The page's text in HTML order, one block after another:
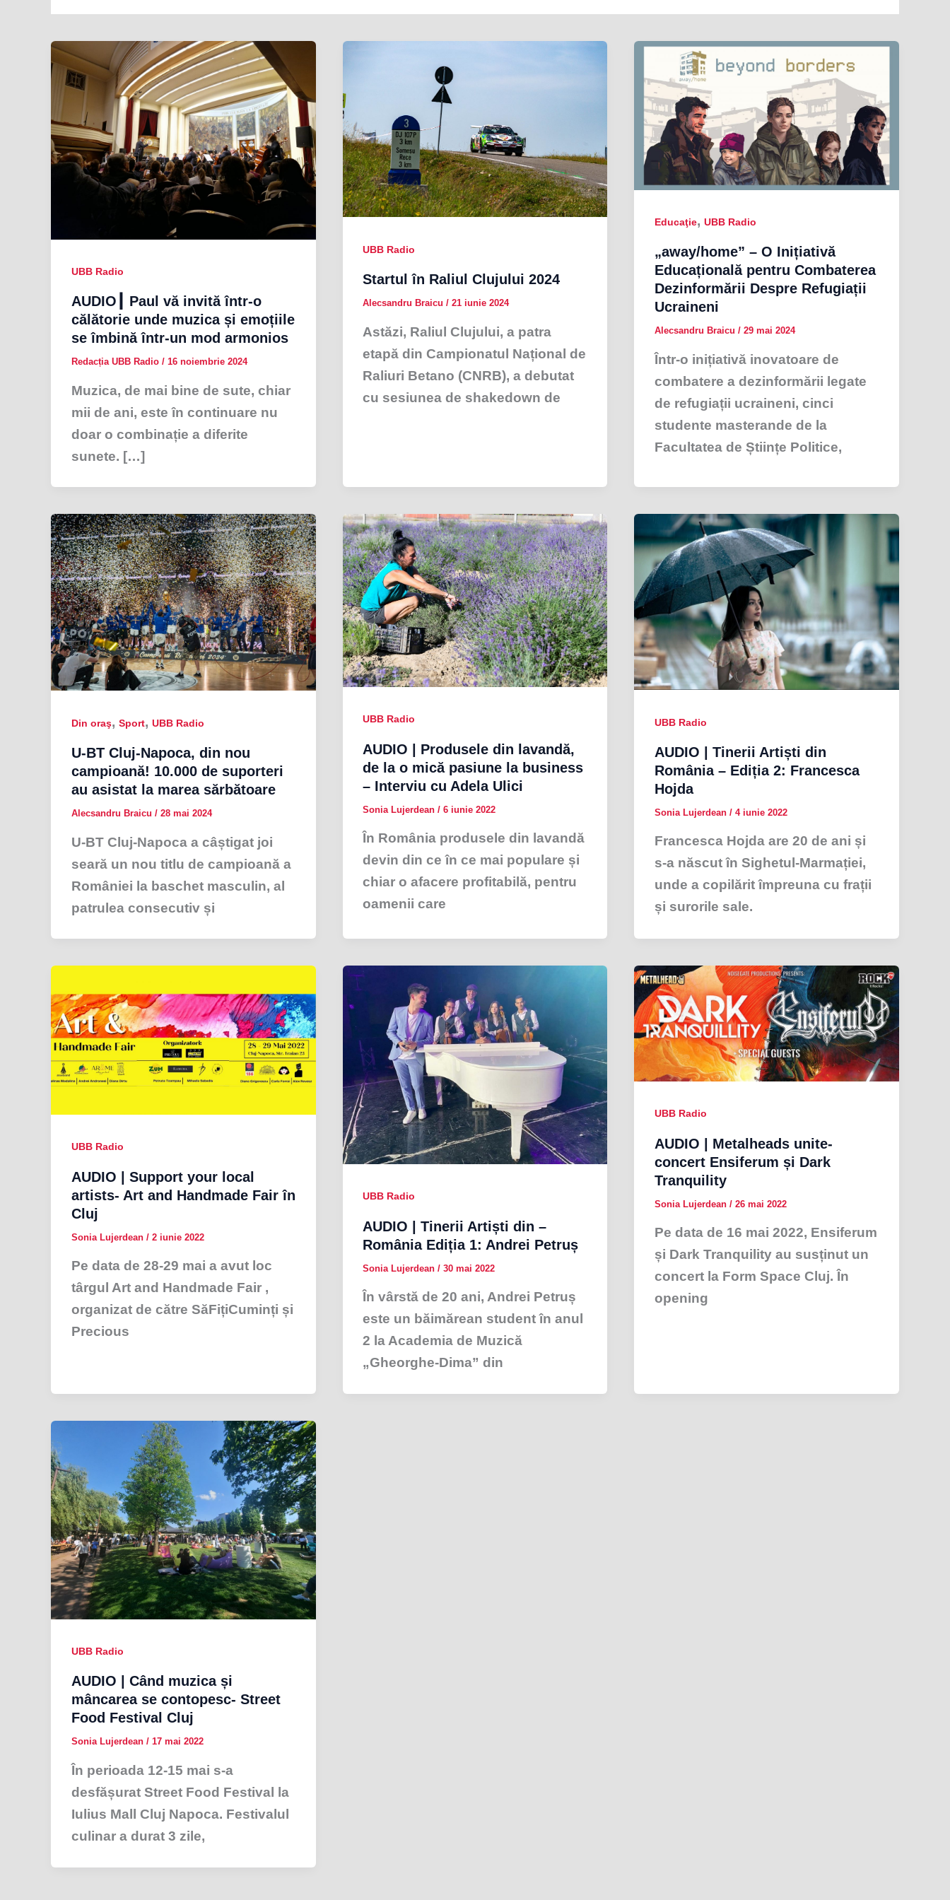
UBB Radio
AUDIO┃ Paul vă invită într-o
călătorie unde muzica și emoțiile
se îmbină într-un mod armonios
Redacția UBB Radio / 16 noiembrie 2024
Muzica, de mai bine de sute, chiar
mii de ani, este în continuare nu
doar o combinație a diferite
sunete. […]
UBB Radio
Startul în Raliul Clujului 2024
Alecsandru Braicu/21 iunie 2024
Astăzi, Raliul Clujului, a patra
etapă din Campionatul Național de
Raliuri Betano (CNRB), a debutat
cu sesiunea de shakedown de
Educaţie, UBB Radio
„away/home” – O Inițiativă
Educațională pentru Combaterea
Dezinformării Despre Refugiații
Ucraineni
Alecsandru Braicu / 29 mai 2024
Într-o inițiativă inovatoare de
combatere a dezinformării legate
de refugiații ucraineni, cinci
studente masterande de la
Facultatea de Științe Politice,
Din oraş, Sport, UBB Radio
U-BT Cluj-Napoca, din nou
campioană! 10.000 de suporteri
au asistat la marea sărbătoare
Alecsandru Braicu / 28 mai 2024
U-BT Cluj-Napoca a câștigat joi
seară un nou titlu de campioană a
României la baschet masculin, al
patrulea consecutiv și
UBB Radio
AUDIO | Produsele din lavandă,
de la o mică pasiune la business
– Interviu cu Adela Ulici
Sonia Lujerdean/6 iunie 2022
În România produsele din lavandă
devin din ce în ce mai populare și
chiar o afacere profitabilă, pentru
oamenii care
UBB Radio
AUDIO | Tinerii Artiști din
România – Ediția 2: Francesca
Hojda
Sonia Lujerdean / 4 iunie 2022
Francesca Hojda are 20 de ani și
s-a născut în Sighetul-Marmației,
unde a copilărit împreuna cu frații
și surorile sale.
UBB Radio
AUDIO | Support your local
artists- Art and Handmade Fair în
Cluj
Sonia Lujerdean / 2 iunie 2022
Pe data de 28-29 mai a avut loc
târgul Art and Handmade Fair ,
organizat de către SăFițiCuminți și
Precious
UBB Radio
AUDIO | Tinerii Artiști din –
România Ediția 1: Andrei Petruș
Sonia Lujerdean/30 mai 2022
În vârstă de 20 ani, Andrei Petruș
este un băimărean student în anul
2 la Academia de Muzică
„Gheorghe-Dima” din
UBB Radio
AUDIO | Metalheads unite-
concert Ensiferum și Dark
Tranquility
Sonia Lujerdean / 26 mai 2022
Pe data de 16 mai 2022, Ensiferum
și Dark Tranquility au susținut un
concert la Form Space Cluj. În
opening
UBB Radio
AUDIO | Când muzica și
mâncarea se contopesc- Street
Food Festival Cluj
Sonia Lujerdean / 17 mai 2022
În perioada 12-15 mai s-a
desfășurat Street Food Festival la
Iulius Mall Cluj Napoca. Festivalul
culinar a durat 3 zile,